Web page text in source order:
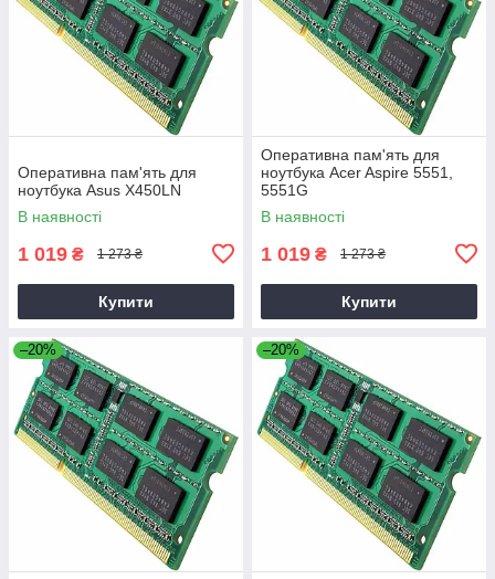
Оперативна пам'ять для
ноутбука Asus X450LN
В наявності
1 019 ₴ 1 273 ₴
Купити
Оперативна пам'ять для
ноутбука Acer Aspire 5551,
5551G
В наявності
1 019 ₴ 1 273 ₴
Купити
–20% –20%